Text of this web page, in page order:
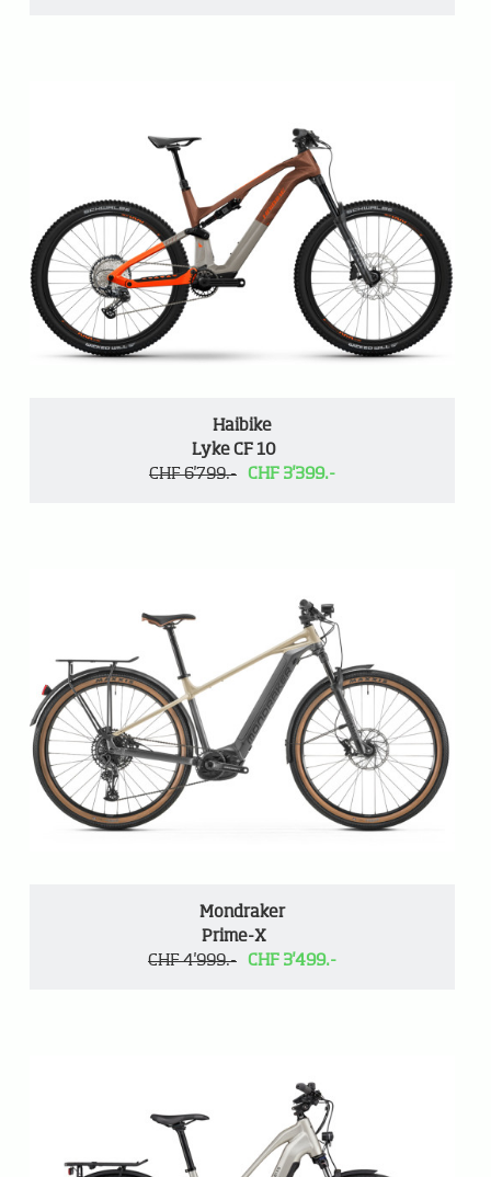
Haibike
Lyke CF 10
CHF 6'799.-
CHF 3'399.-
Mondraker
Prime-X
CHF 4'999.-
CHF 3'499.-